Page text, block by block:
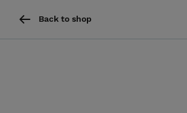
Back to shop